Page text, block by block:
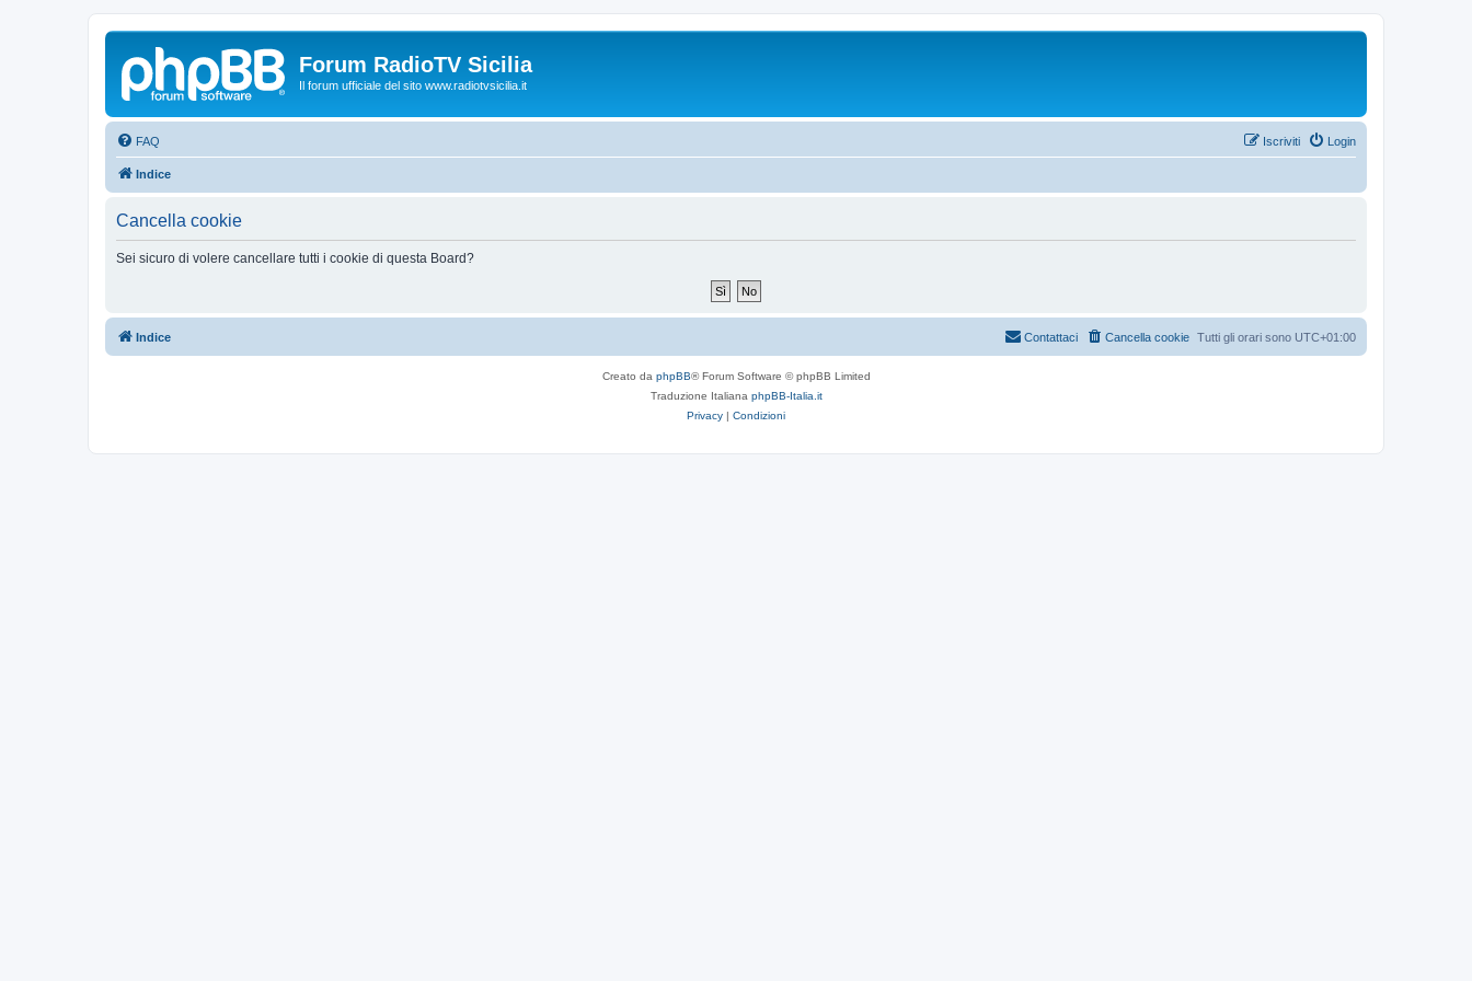
Forum RadioTV Sicilia
Il forum ufficiale del sito www.radiotvsicilia.it
FAQ Login
Iscriviti
Indice
Cancella cookie
Sei sicuro di volere cancellare tutti i cookie di questa Board?
Indice Tutti gli orari sono UTC+01:00
Cancella cookie
Contattaci
Creato da phpBB® Forum Software © phpBB Limited
Traduzione Italiana phpBB-Italia.it
Privacy | Condizioni